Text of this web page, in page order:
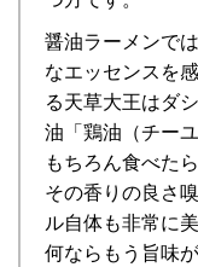
醤油ラーメンで
なエッセンスを
る天草大王はダ
油「鶏油（チー
もちろん食べた
その香りの良さ
ル自体も非常に
何ならもう旨味